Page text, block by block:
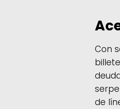
Con
de